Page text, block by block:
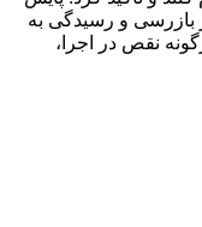
بازرسی و رسیدگی به
نقص در اجرا،